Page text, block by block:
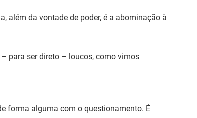
além da vontade de poder, é a abominação à
para ser direto – loucos, como vimos
forma alguma com o questionamento. É